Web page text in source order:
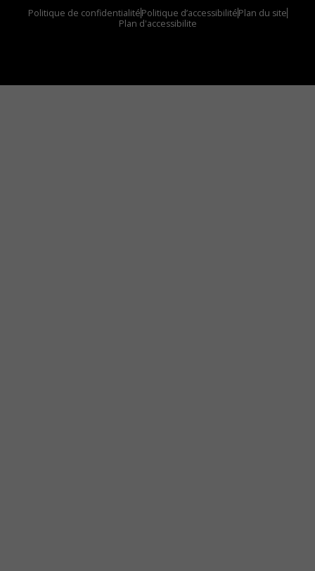
Politique de confidentialitéPolitique d’accessibilitéPlan du site
Plan d'accessibilite